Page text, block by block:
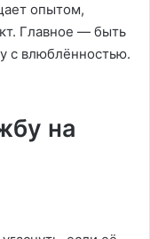
опытом,
Главное — быть
с влюблённостью.
на